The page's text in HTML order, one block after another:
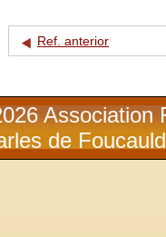
Ref. anterior
Association
de Foucauld